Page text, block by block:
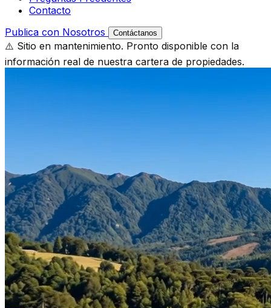
Contacto
Publica con Nosotros
Contáctanos
⚠️ Sitio en mantenimiento. Pronto disponible con la
información real de nuestra cartera de propiedades.